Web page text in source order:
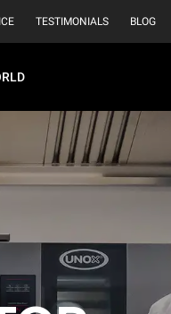
TESTIMONIALS BLOG